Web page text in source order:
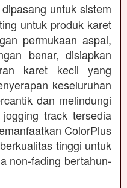
untuk sistem
untuk produk karet
permukaan aspal,
benar, disiapkan
karet kecil yang
keseluruhan
dan melindungi
track tersedia
ColorPlus
tinggi untuk
non-fading bertahun-